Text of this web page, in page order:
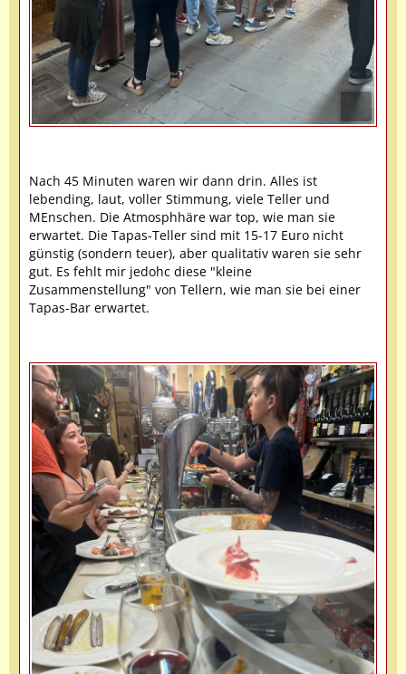
Nach 45 Minuten waren wir dann drin. Alles ist
lebending, laut, voller Stimmung, viele Teller und
MEnschen. Die Atmosphhäre war top, wie man sie
erwartet. Die Tapas-Teller sind mit 15-17 Euro nicht
günstig (sondern teuer), aber qualitativ waren sie sehr
gut. Es fehlt mir jedohc diese "kleine
Zusammenstellung" von Tellern, wie man sie bei einer
Tapas-Bar erwartet.